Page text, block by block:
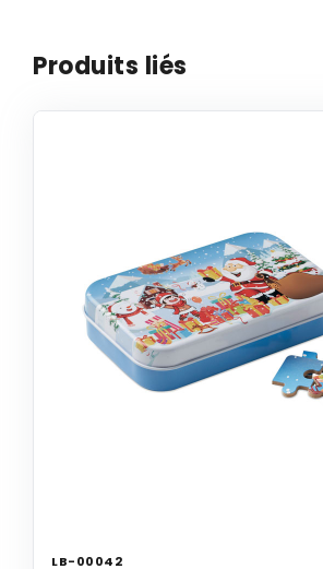
Produits liés
LB-00042